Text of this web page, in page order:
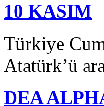
10 KASIM
Türkiye
Atatürk’ü
DEA